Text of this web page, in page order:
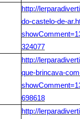
http://
do-castelo-de-
324077
http://
que-brincava-
698618
http://